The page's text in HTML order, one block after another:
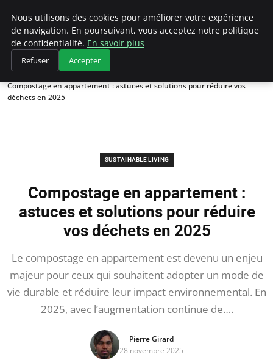
Climategatecountryclub.com
Accueil
Sustainable Living
Compostage en appartement : astuces et solutions pour réduire vos
déchets en 2025
SUSTAINABLE LIVING
Compostage en appartement :
astuces et solutions pour réduire
vos déchets en 2025
Le compostage en appartement est devenu un enjeu
majeur pour ceux qui souhaitent adopter un mode de
vie durable et réduire leur impact environnemental. En
2025, avec l’augmentation continue de….
Pierre Girard
28 novembre 2025
Nous utilisons des cookies pour améliorer votre expérience
de navigation. En poursuivant, vous acceptez notre politique
de confidentialité. En savoir plus
Refuser Accepter